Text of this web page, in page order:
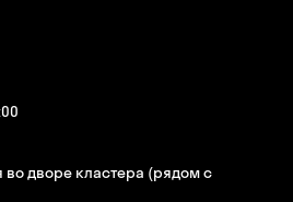
во дворе кластера (рядом с